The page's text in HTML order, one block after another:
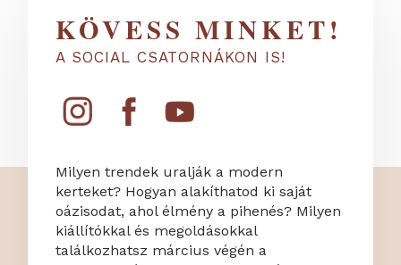
KÖVESS MINKET!
A SOCIAL CSATORNÁKON IS!
Milyen trendek uralják a modern
kerteket? Hogyan alakíthatod ki saját
oázisodat, ahol élmény a pihenés? Milyen
kiállítókkal és megoldásokkal
találkozhatsz március végén a